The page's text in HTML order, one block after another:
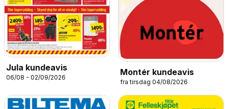
Jula kundeavis
06/08 - 02/09/2026
Montér kundeavis
fra tirsdag 04/08/2026